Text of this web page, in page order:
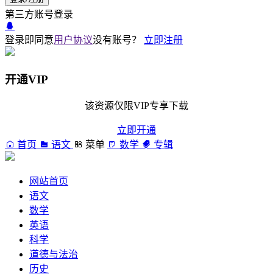
第三方账号登录
登录即同意用户协议没有账号？ 立即注册
开通VIP
该资源仅限VIP专享下载
立即开通
首页
语文 菜单 数学 专辑
网站首页
语文
数学
英语
科学
道德与法治
历史